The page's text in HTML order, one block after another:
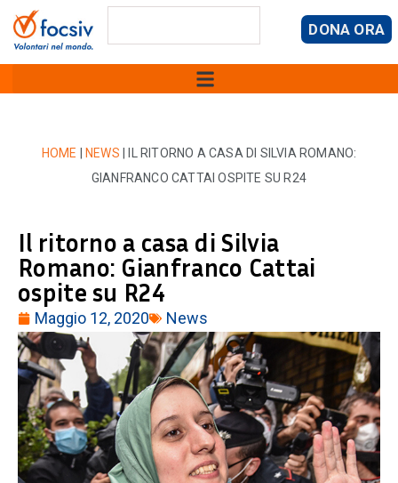
DONA ORA
HOME NEWS
IL RITORNO A CASA DI SILVIA ROMANO:
GIANFRANCO CATTAI OSPITE SU R24
Il ritorno a casa di Silvia
Romano: Gianfranco Cattai
ospite su R24
Maggio 12, 2020 News